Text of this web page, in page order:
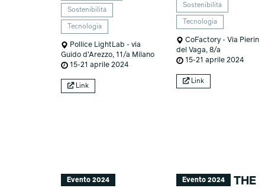
Sostenibilità
Tecnologia
Pollice LightLab - via
Guido d'Arezzo, 11/a Milano
15-21 aprile 2024
Link
Sostenibilità
Tecnologia
CoFactory - Via Pierin
del Vaga, 8/a
15-21 aprile 2024
Link
Evento 2024 Evento 2024
THE